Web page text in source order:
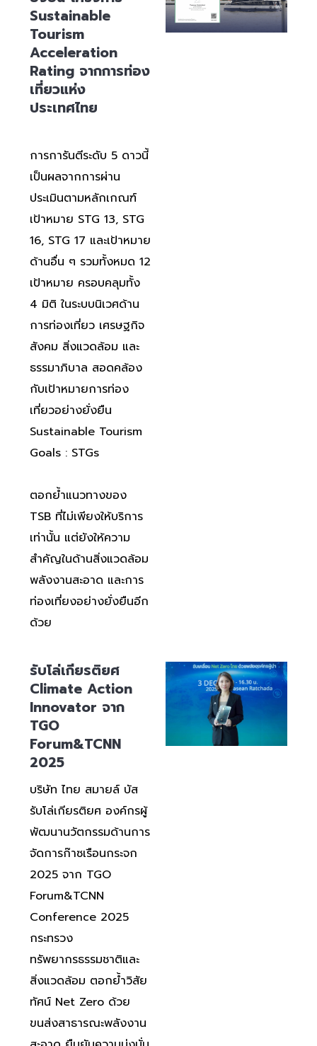
Sustainable
Tourism
Acceleration
Rating จากการท่อง
เที่ยวแห่ง
ประเทศไทย
การการันตีระดับ 5 ดาวนี้
เป็นผลจากการผ่าน
ประเมินตามหลักเกณฑ์
เป้าหมาย STG 13, STG
16, STG 17 และเป้าหมาย
ด้านอื่น ๆ รวมทั้งหมด 12
เป้าหมาย ครอบคลุมทั้ง
4 มิติ ในระบบนิเวศด้าน
การท่องเที่ยว เศรษฐกิจ
สังคม สิ่งแวดล้อม และ
ธรรมาภิบาล สอดคล้อง
กับเป้าหมายการท่อง
เที่ยวอย่างยั่งยืน
Sustainable Tourism
Goals : STGs
ตอกย้ำแนวทางของ
TSB ที่ไม่เพียงให้บริการ
เท่านั้น แต่ยังให้ความ
สำคัญในด้านสิ่งแวดล้อม
พลังงานสะอาด และการ
ท่องเที่ยงอย่างยั่งยืนอีก
ด้วย
รับโล่เกียรติยศ
Climate Action
Innovator จาก
TGO
Forum&TCNN
2025
บริษัท ไทย สมายล์ บัส
รับโล่เกียรติยศ องค์กรผู้
พัฒนานวัตกรรมด้านการ
จัดการก๊าซเรือนกระจก
2025 จาก TGO
Forum&TCNN
Conference 2025
กระทรวง
ทรัพยากรธรรมชาติและ
สิ่งแวดล้อม ตอกย้ำวิสัย
ทัศน์ Net Zero ด้วย
ขนส่งสาธารณะพลังงาน